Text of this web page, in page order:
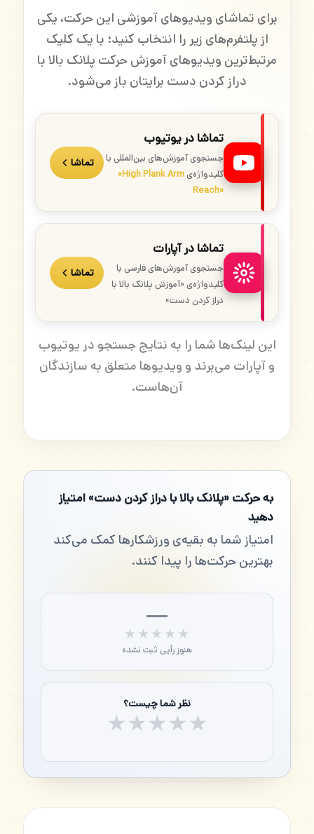
برای تماشای ویدیوهای آموزشی این حرکت، یکی
از پلتفرم‌های زیر را انتخاب کنید؛ با یک کلیک
مرتبط‌ترین ویدیوهای آموزش حرکت پلانک بالا با
دراز کردن دست برایتان باز می‌شود.
تماشا در یوتیوب
جستجوی آموزش‌های بین‌المللی با
کلیدواژه‌ی«High Plank Arm
Reach»
تماشا
تماشا در آپارات
جستجوی آموزش‌های فارسی با
کلیدواژه‌ی «آموزش پلانک بالا با
دراز کردن دست»
تماشا
این لینک‌ها شما را به نتایج جستجو در یوتیوب
و آپارات می‌برند و ویدیوها متعلق به سازندگان
آن‌هاست.
به حرکت «پلانک بالا با دراز کردن دست» امتیاز
دهید
امتیاز شما به بقیه‌ی ورزشکارها کمک می‌کند
بهترین حرکت‌ها را پیدا کنند.
—
★★★★★
هنوز رأیی ثبت نشده
نظر شما چیست؟
★★★★★